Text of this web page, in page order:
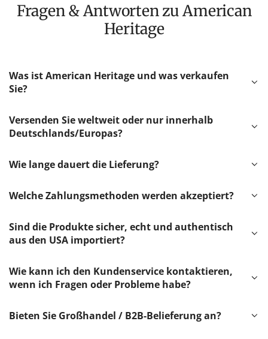
Fragen & Antworten zu American
Heritage
Was ist American Heritage und was verkaufen
Sie?
Versenden Sie weltweit oder nur innerhalb
Deutschlands/Europas?
Wie lange dauert die Lieferung?
Welche Zahlungsmethoden werden akzeptiert?
Sind die Produkte sicher, echt und authentisch
aus den USA importiert?
Wie kann ich den Kundenservice kontaktieren,
wenn ich Fragen oder Probleme habe?
Bieten Sie Großhandel / B2B-Belieferung an?